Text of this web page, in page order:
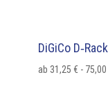
DiGiCo D‑Rack
ab 31,25 €- 75,00